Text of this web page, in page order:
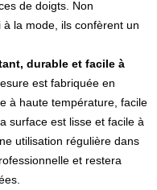
de doigts. Non
la mode, ils confèrent un
durable et facile à
est fabriquée en
à haute température, facile
surface est lisse et facile à
utilisation régulière dans
et restera